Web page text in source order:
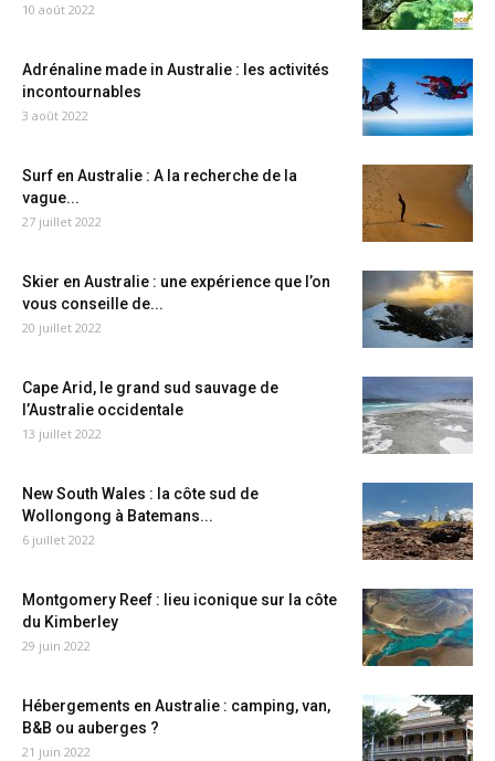
10 août 2022
Adrénaline made in Australie : les activités
incontournables
3 août 2022
Surf en Australie : A la recherche de la
vague...
27 juillet 2022
Skier en Australie : une expérience que l’on
vous conseille de...
20 juillet 2022
Cape Arid, le grand sud sauvage de
l’Australie occidentale
13 juillet 2022
New South Wales : la côte sud de
Wollongong à Batemans...
6 juillet 2022
Montgomery Reef : lieu iconique sur la côte
du Kimberley
29 juin 2022
Hébergements en Australie : camping, van,
B&B ou auberges ?
21 juin 2022